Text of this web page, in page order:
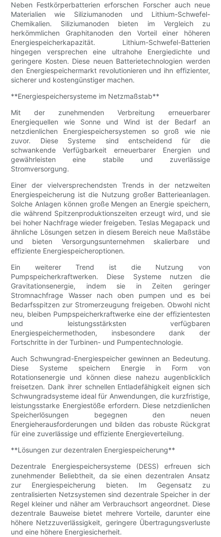
Neben Festkörperbatterien erforschen Forscher auch neue
Materialien wie Siliziumanoden und Lithium-Schwefel-
Chemikalien. Siliziumanoden bieten im Vergleich zu
herkömmlichen Graphitanoden den Vorteil einer höheren
Energiespeicherkapazität. Lithium-Schwefel-Batterien
hingegen versprechen eine ultrahohe Energiedichte und
geringere Kosten. Diese neuen Batterietechnologien werden
den Energiespeichermarkt revolutionieren und ihn effizienter,
sicherer und kostengünstiger machen.
**Energiespeichersysteme im Netzmaßstab**
Mit der zunehmenden Verbreitung erneuerbarer
Energiequellen wie Sonne und Wind ist der Bedarf an
netzdienlichen Energiespeichersystemen so groß wie nie
zuvor. Diese Systeme sind entscheidend für die
schwankende Verfügbarkeit erneuerbarer Energien und
gewährleisten eine stabile und zuverlässige
Stromversorgung.
Einer der vielversprechendsten Trends in der netzweiten
Energiespeicherung ist die Nutzung großer Batterieanlagen.
Solche Anlagen können große Mengen an Energie speichern,
die während Spitzenproduktionszeiten erzeugt wird, und sie
bei hoher Nachfrage wieder freigeben. Teslas Megapack und
ähnliche Lösungen setzen in diesem Bereich neue Maßstäbe
und bieten Versorgungsunternehmen skalierbare und
effiziente Energiespeicheroptionen.
Ein weiterer Trend ist die Nutzung von
Pumpspeicherkraftwerken. Diese Systeme nutzen die
Gravitationsenergie, indem sie in Zeiten geringer
Stromnachfrage Wasser nach oben pumpen und es bei
Bedarfsspitzen zur Stromerzeugung freigeben. Obwohl nicht
neu, bleiben Pumpspeicherkraftwerke eine der effizientesten
und leistungsstärksten verfügbaren
Energiespeichermethoden, insbesondere dank der
Fortschritte in der Turbinen- und Pumpentechnologie.
Auch Schwungrad-Energiespeicher gewinnen an Bedeutung.
Diese Systeme speichern Energie in Form von
Rotationsenergie und können diese nahezu augenblicklich
freisetzen. Dank ihrer schnellen Entladefähigkeit eignen sich
Schwungradsysteme ideal für Anwendungen, die kurzfristige,
leistungsstarke Energiestöße erfordern. Diese netzdienlichen
Speicherlösungen begegnen den neuen
Energieherausforderungen und bilden das robuste Rückgrat
für eine zuverlässige und effiziente Energieverteilung.
**Lösungen zur dezentralen Energiespeicherung**
Dezentrale Energiespeichersysteme (DESS) erfreuen sich
zunehmender Beliebtheit, da sie einen dezentralen Ansatz
zur Energiespeicherung bieten. Im Gegensatz zu
zentralisierten Netzsystemen sind dezentrale Speicher in der
Regel kleiner und näher am Verbrauchsort angeordnet. Diese
dezentrale Bauweise bietet mehrere Vorteile, darunter eine
höhere Netzzuverlässigkeit, geringere Übertragungsverluste
und eine höhere Energiesicherheit.